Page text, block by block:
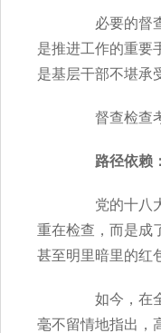
必要的督查
是推进工作的重要
是基层干部不堪承
督查检查考
路径依赖
党的十八大
重在检查，而是成
甚至明里暗里的红
如今，在全
毫不留情地指出，